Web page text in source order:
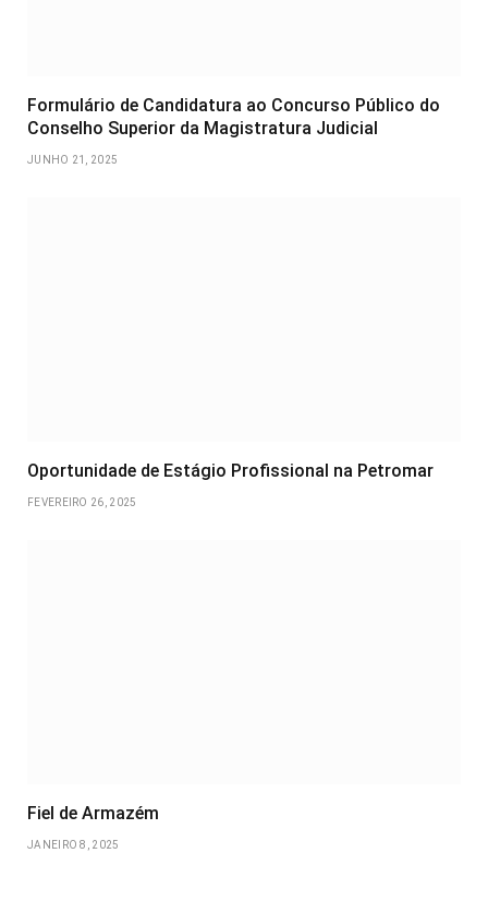
Formulário de Candidatura ao Concurso Público do
Conselho Superior da Magistratura Judicial
JUNHO 21, 2025
Oportunidade de Estágio Profissional na Petromar
FEVEREIRO 26, 2025
Fiel de Armazém
JANEIRO 8, 2025